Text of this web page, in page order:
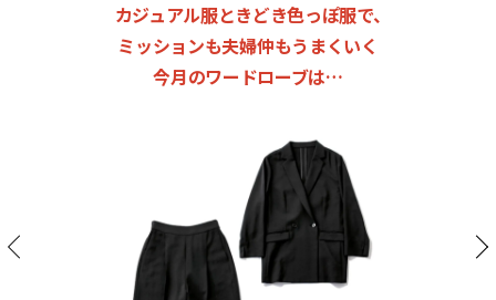
カジュアル服ときどき色っぽ服で、
ミッションも夫婦仲もうまくいく
今月のワードローブは…